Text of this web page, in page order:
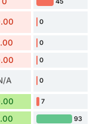
0
0
0
A 0
7
93